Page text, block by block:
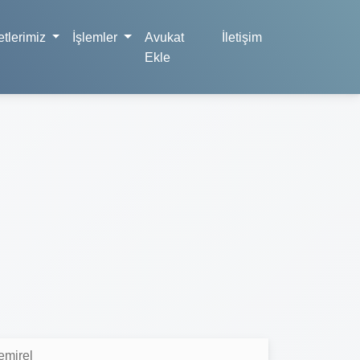
İşlemler
Avukat
Ekle
İletişim